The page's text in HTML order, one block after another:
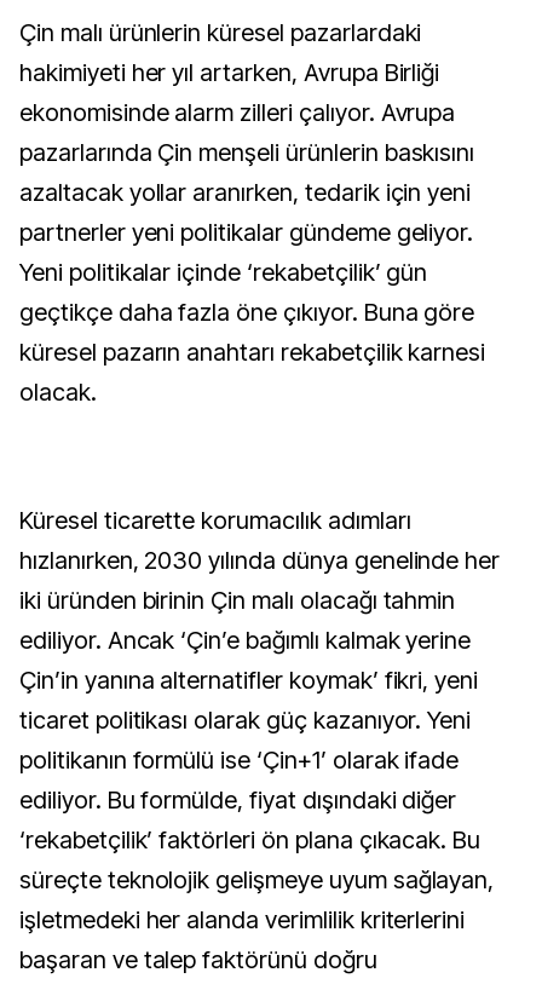
Çin malı ürünlerin küresel pazarlardaki
hakimiyeti her yıl artarken, Avrupa Birliği
ekonomisinde alarm zilleri çalıyor. Avrupa
pazarlarında Çin menşeli ürünlerin baskısını
azaltacak yollar aranırken, tedarik için yeni
partnerler yeni politikalar gündeme geliyor.
Yeni politikalar içinde ‘rekabetçilik’ gün
geçtikçe daha fazla öne çıkıyor. Buna göre
küresel pazarın anahtarı rekabetçilik karnesi
olacak.
Küresel ticarette korumacılık adımları
hızlanırken, 2030 yılında dünya genelinde her
iki üründen birinin Çin malı olacağı tahmin
ediliyor. Ancak ‘Çin’e bağımlı kalmak yerine
Çin’in yanına alternatifler koymak’ fikri, yeni
ticaret politikası olarak güç kazanıyor. Yeni
politikanın formülü ise ‘Çin+1’ olarak ifade
ediliyor. Bu formülde, fiyat dışındaki diğer
‘rekabetçilik’ faktörleri ön plana çıkacak. Bu
süreçte teknolojik gelişmeye uyum sağlayan,
işletmedeki her alanda verimlilik kriterlerini
başaran ve talep faktörünü doğru